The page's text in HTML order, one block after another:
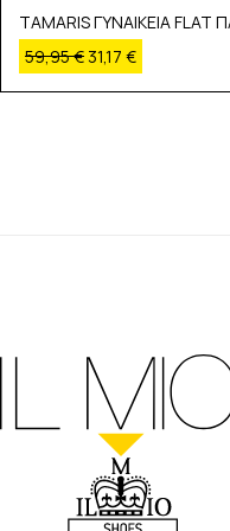
TAMARIS ΓΥΝΑΙΚΕΙΑ
59,95€ 31,17 €